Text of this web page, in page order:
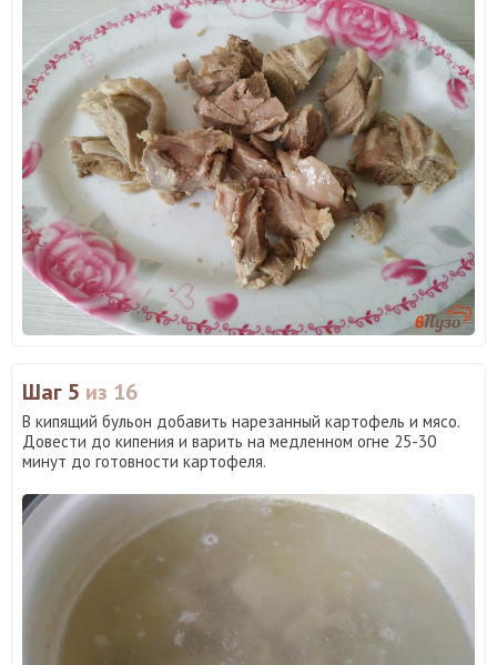
Шаг 5 из 16
В кипящий бульон добавить нарезанный картофель и мясо.
Довести до кипения и варить на медленном огне 25-30
минут до готовности картофеля.